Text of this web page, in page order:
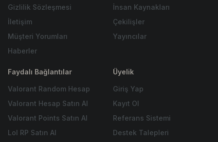
Gizlilik Sözleşmesi
İletişim
Müşteri Yorumları
Haberler
İnsan Kaynakları
Çekilişler
Yayıncılar
Faydalı Bağlantılar
Valorant Random Hesap
Valorant Hesap Satın Al
Valorant Points Satın Al
Lol RP Satın Al
Üyelik
Giriş Yap
Kayıt Ol
Referans Sistemi
Destek Talepleri